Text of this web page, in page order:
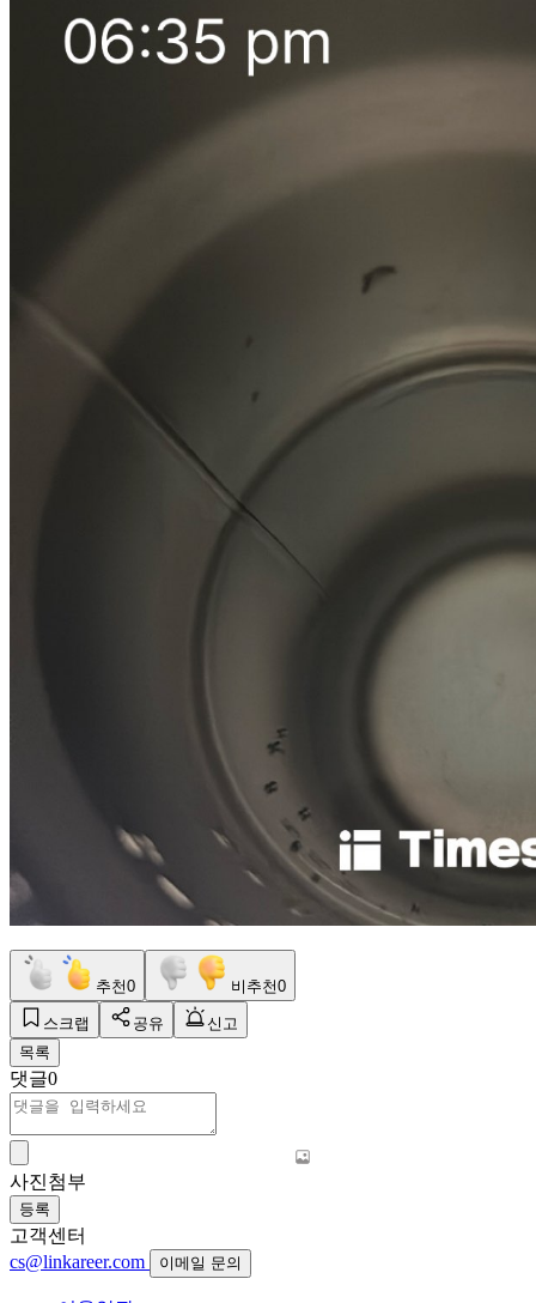
추천0 비추천0
스크랩 공유
신고
목록
댓글0
사진첨부
등록
고객센터
cs@linkareer.com
이메일 문의